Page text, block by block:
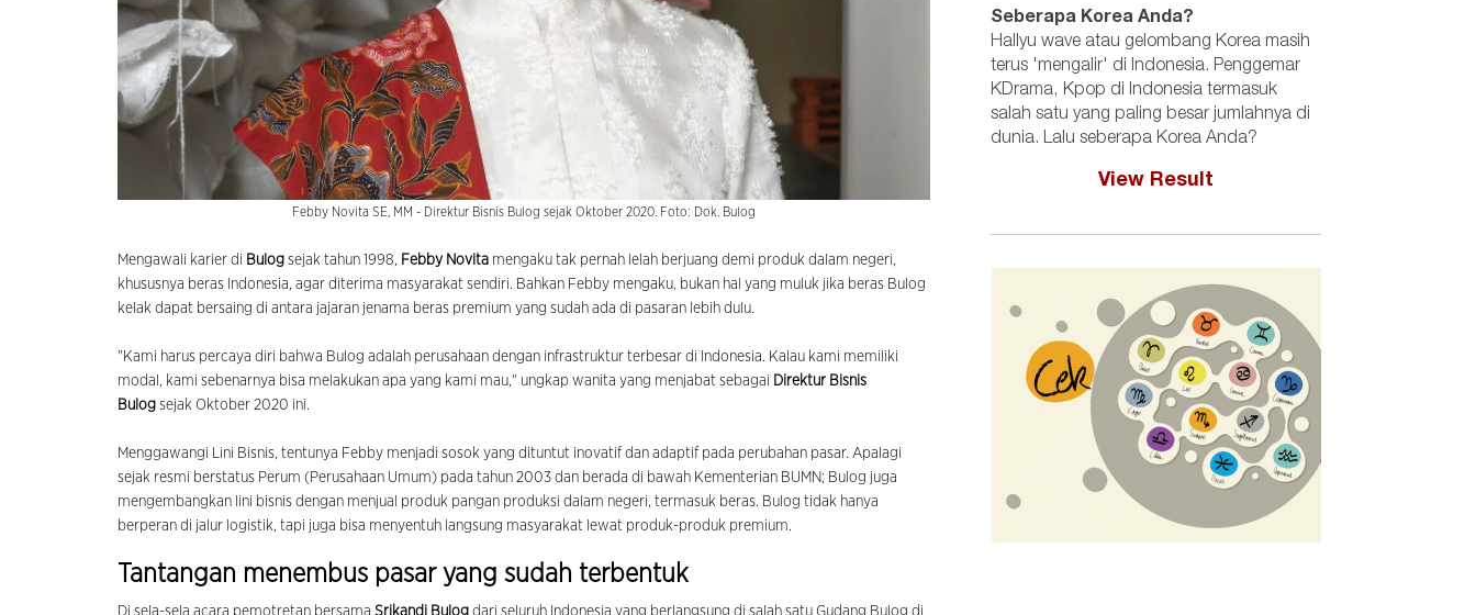
Febby Novita SE, MM - Direktur Bisnis Bulog sejak Oktober 2020. Foto: Dok. Bulog
Mengawali karier di Bulog sejak tahun 1998, Febby Novita mengaku tak pernah lelah berjuang demi produk dalam negeri,
khususnya beras Indonesia, agar diterima masyarakat sendiri. Bahkan Febby mengaku, bukan hal yang muluk jika beras Bulog
kelak dapat bersaing di antara jajaran jenama beras premium yang sudah ada di pasaran lebih dulu.
"Kami harus percaya diri bahwa Bulog adalah perusahaan dengan infrastruktur terbesar di Indonesia. Kalau kami memiliki
modal, kami sebenarnya bisa melakukan apa yang kami mau," ungkap wanita yang menjabat sebagai Direktur Bisnis
Bulog sejak Oktober 2020 ini.
Menggawangi Lini Bisnis, tentunya Febby menjadi sosok yang dituntut inovatif dan adaptif pada perubahan pasar. Apalagi
sejak resmi berstatus Perum (Perusahaan Umum) pada tahun 2003 dan berada di bawah Kementerian BUMN; Bulog juga
mengembangkan lini bisnis dengan menjual produk pangan produksi dalam negeri, termasuk beras. Bulog tidak hanya
berperan di jalur logistik, tapi juga bisa menyentuh langsung masyarakat lewat produk-produk premium.
Tantangan menembus pasar yang sudah terbentuk
Seberapa Korea Anda?
Hallyu wave atau gelombang Korea masih
terus 'mengalir' di Indonesia. Penggemar
KDrama, Kpop di Indonesia termasuk
salah satu yang paling besar jumlahnya di
dunia. Lalu seberapa Korea Anda?
View Result